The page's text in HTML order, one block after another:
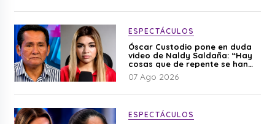
ESPECTÁCULOS
Óscar Custodio pone en duda
video de Naldy Saldaña: “Hay
cosas que de repente se han
editado”
07 Ago 2026
ESPECTÁCULOS